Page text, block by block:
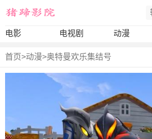
电影 电视剧 动漫
首页>动漫>奥特曼欢乐集结号